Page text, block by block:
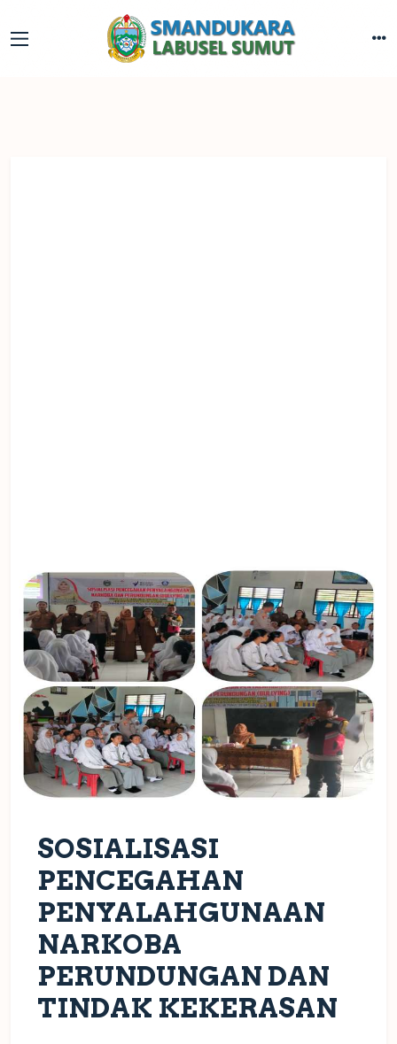
SOSIALISASI
PENCEGAHAN
PENYALAHGUNAAN
NARKOBA
PERUNDUNGAN DAN
TINDAK KEKERASAN